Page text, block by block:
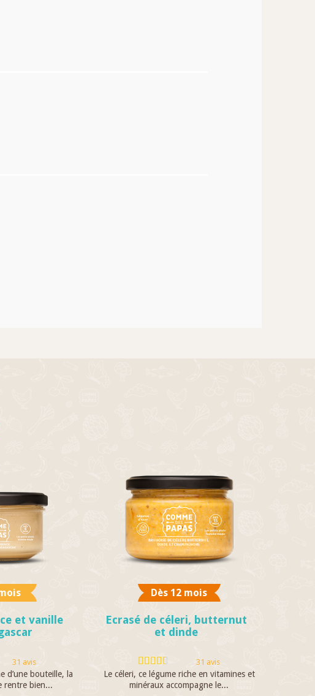
et vanille
31 avis
d’une bouteille, la
rentre bien...
Dès 12 mois
Ecrasé de céleri, butternut
et dinde
31 avis
Le céleri, ce légume riche en vitamines et
minéraux accompagne le...